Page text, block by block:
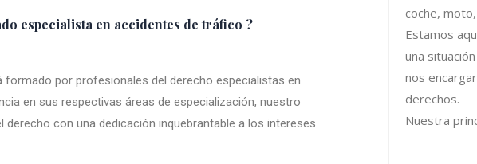
especialista en accidentes de tráfico ?
formado por profesionales del derecho especialistas en
en sus respectivas áreas de especialización, nuestro
con una dedicación inquebrantable a los intereses
coche,
Estamos
una
nos
derechos.
Nuestra